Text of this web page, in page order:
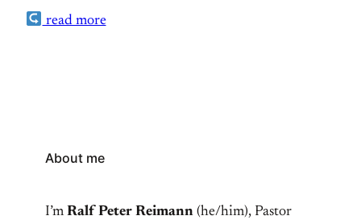
Gemeinden ihrer Kirche verstehen. www.i-
read more
About me
I’m Ralf Peter Reimann (he/him), Pastor